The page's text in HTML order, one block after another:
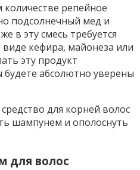
репейное
подсолнечный мед и
в эту смесь требуется
кефира, майонеза или
эту продукт
будете абсолютно уверены
для корней волос
шампунем и ополоснуть
для волос